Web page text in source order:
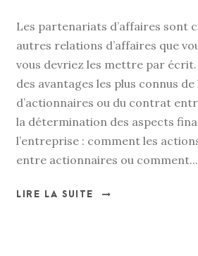
Les partenariats d’affaires sont
autres relations d’affaires que
vous devriez les mettre par
des avantages les plus connus
d’actionnaires ou du contrat
la détermination des aspects
l’entreprise : comment les
entre actionnaires ou comment...
LIRE LA SUITE